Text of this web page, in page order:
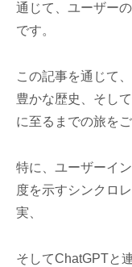
通じて、ユーザー
です。
この記事を通じて
豊かな歴史、そし
に至るまでの旅を
特に、ユーザーイ
度を示すシンクロ
実、
そしてChatGPTと